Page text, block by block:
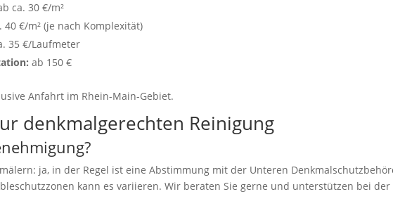
ca. 30 €/m²
40 €/m² (je nach Komplexität)
35 €/Laufmeter
ab 150 €
Anfahrt im Rhein-Main-Gebiet.
denkmalgerechten Reinigung
ja, in der Regel ist eine Abstimmung mit der Unteren
kann es variieren. Wir beraten Sie gerne und unterstützen bei der